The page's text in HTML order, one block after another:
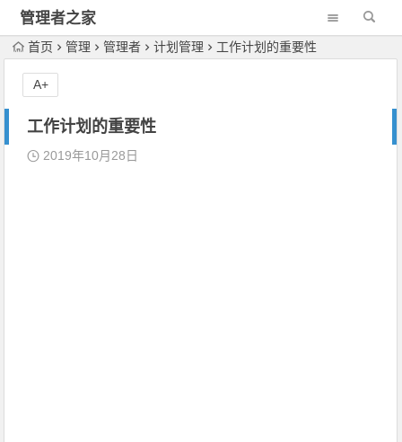
管理者之家
首页 管理 管理者 计划管理 工作计划的重要性
工作计划的重要性
2019年10月28日
A+